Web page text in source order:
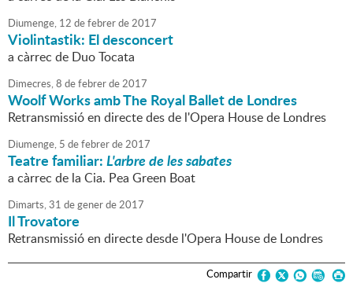
Diumenge, 12 defebrerde2017
Violintastik: El desconcert
a càrrec de Duo Tocata
Dimecres,8 defebrerde2017
Woolf Works amb The Royal Ballet de Londres
Retransmissió en directe des de l'Opera House de Londres
Diumenge, 5 defebrerde2017
Teatre familiar:L'arbre de les sabates
a càrrec de la Cia. Pea Green Boat
Dimarts,31 degenerde2017
Il Trovatore
Retransmissió en directe desde l'Opera House de Londres
Compartir